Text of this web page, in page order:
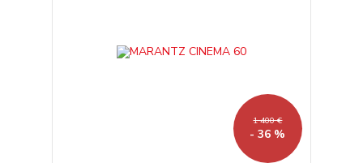
1 400 €
- 36 %